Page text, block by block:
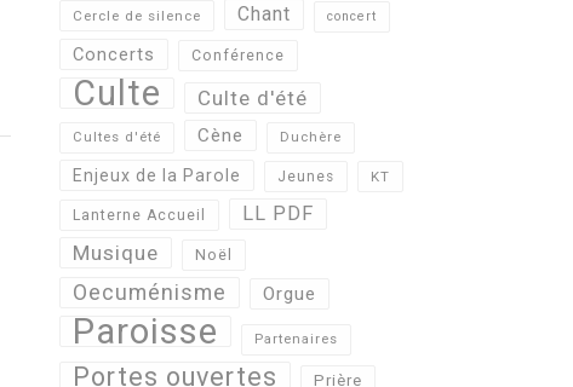
Cercle de silence Chant concert
Concerts Conférence
Culte Culte d'été
Cultes d'été Cène Duchère
Enjeux de la Parole Jeunes KT
Lanterne Accueil LL PDF
Musique Noël
Oecuménisme Orgue
Paroisse Partenaires
Portes ouvertes Prière